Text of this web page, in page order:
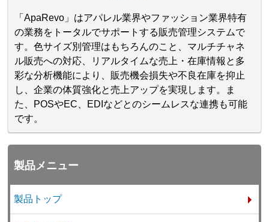
「ApaRevo」はアパレル業界やファッション業界特有
の業務をトータルでサポートする販売管理システムで
す。色サイズ別管理はもちろんのこと、マルチチャネ
ル販売への対応、リアルタイムな売上・在庫情報と多
彩な分析機能により、販売機会損失や不良在庫を抑止
し、企業の体質強化と売上アップを実現します。ま
た、POSやEC、EDIなどとのシームレスな連携も可能
です。
製品メニュー
製品トップ